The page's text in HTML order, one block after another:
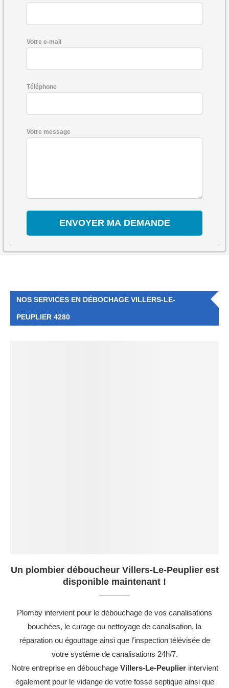
Votre e-mail
Téléphone
Votre message
NOS SERVICES EN DÉBOCHAGE VILLERS-LE-
PEUPLIER 4280
Un plombier déboucheur Villers-Le-Peuplier est
disponible maintenant !
Plomby intervient pour le débouchage de vos canalisations
bouchées, le curage ou nettoyage de canalisation, la
réparation ou égouttage ainsi que l’inspection télévisée de
votre système de canalisations 24h/7.
Notre entreprise en débouchage Villers-Le-Peuplierintervient
également pour le vidange de votre fosse septique ainsi que